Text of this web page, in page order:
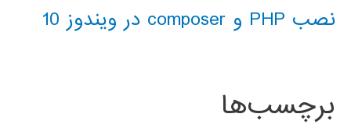
نصب PHP و composer در ویندوز 10
برچسب‌ها